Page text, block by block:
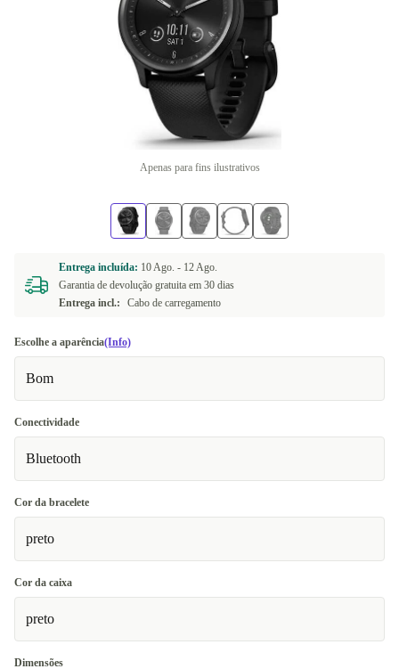
Apenas para fins ilustrativos
Entrega incluída: 10 Ago. - 12 Ago.
Garantia de devolução gratuita em 30 dias
Entrega incl.:
Cabo de carregamento
Escolhe a aparência(Info)
Bom
Conectividade
Bluetooth
Cor da bracelete
preto
Cor da caixa
preto
Dimensões